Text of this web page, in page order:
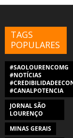
TAGS
POPULARES
#SAOLOURENCOMG
#NOTÍCIAS
#CANALPOTENCIA
JORNAL SÃO
LOURENÇO
MINAS GERAIS